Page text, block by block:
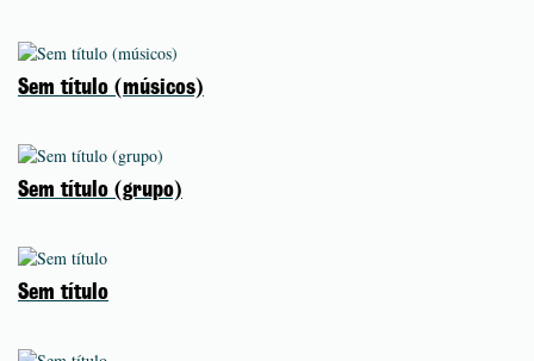
Sem título (músicos)
Sem título (grupo)
Sem título